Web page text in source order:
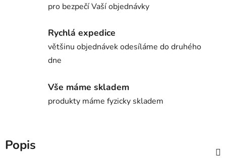
pro bezpečí Vaší objednávky
Rychlá expedice
většinu objednávek odesíláme do druhého
dne
Vše máme skladem
produkty máme fyzicky skladem
Popis